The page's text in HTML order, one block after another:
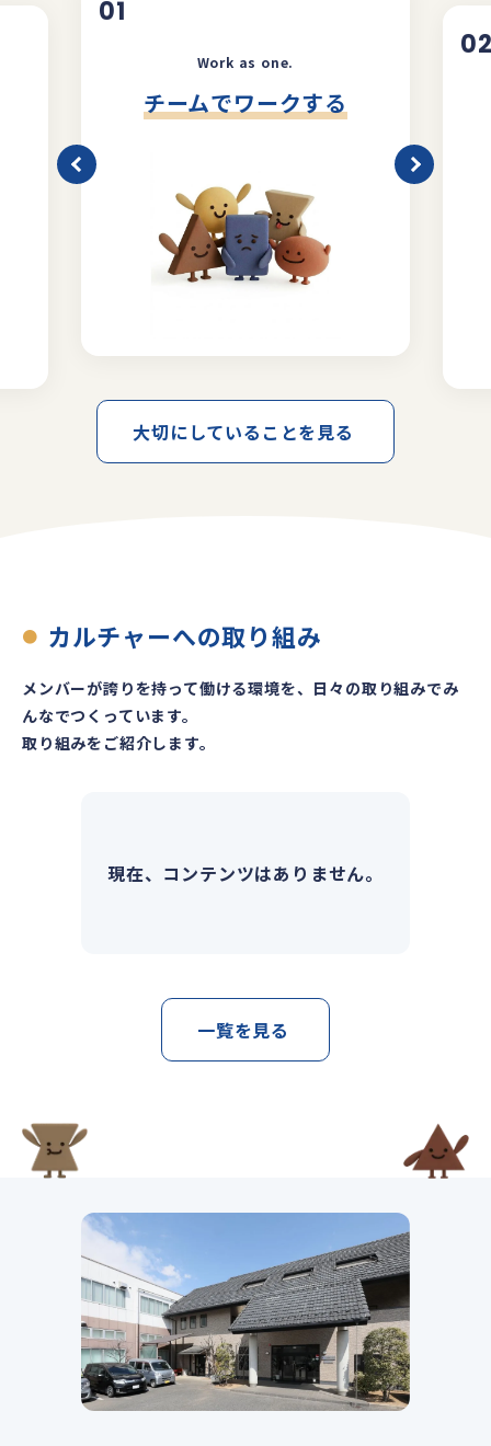
01
Work as one.
チームでワークする
大切にしていることを見る
● カルチャーへの取り組み
メンバーが誇りを持って働ける環境を、日々の取り組みでみ
んなでつくっています。
取り組みをご紹介します。
現在、コンテンツはありません。
一覧を見る